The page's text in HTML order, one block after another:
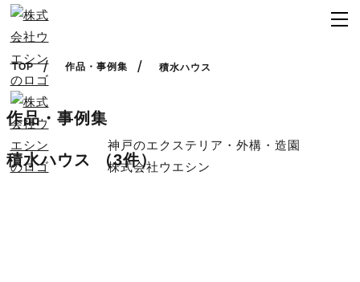
神戸のエクステリア・外構・造園
株式会社ウエシン
TOP 作品・事例集 積水ハウス
作品・事例集
積水ハウス （3件）